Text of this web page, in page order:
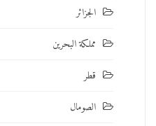
الجزائر
مملكة البحرين
قطر
الصومال